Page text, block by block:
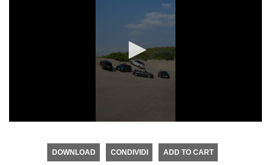
DOWNLOAD CONDIVIDI ADD TO CART